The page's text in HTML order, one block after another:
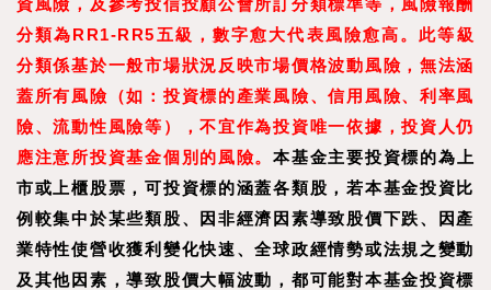
分類為RR1-RR5五級，數字愈大代表風險愈高。此等級
分類係基於一般市場狀況反映市場價格波動風險，無法涵
蓋所有風險（如：投資標的產業風險、信用風險、利率風
險、流動性風險等），不宜作為投資唯一依據，投資人仍
應注意所投資基金個別的風險。本基金主要投資標的為上
市或上櫃股票，可投資標的涵蓋各類股，若本基金投資比
例較集中於某些類股、因非經濟因素導致股價下跌、因產
業特性使營收獲利變化快速、全球政經情勢或法規之變動
及其他因素，導致股價大幅波動，都可能對本基金投資標